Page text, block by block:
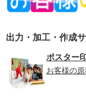
出力・加工・作成
ポスター
お客様の原